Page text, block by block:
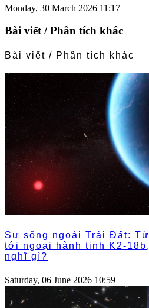
Monday, 30 March 2026 11:17
Bài viết / Phân tích khác
Bài viết / Phân tích khác
Sự sống ngoài Trái Đất:
tới ngoại hành tinh
nghĩ gì?
Saturday, 06 June 2026 10:59